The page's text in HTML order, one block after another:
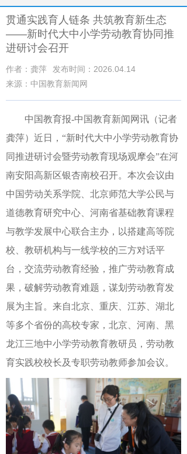
贯通实践育人链条 共筑教育新生态
——新时代大中小学劳动教育协同推
进研讨会召开
作者：龚萍
发布时间：2026.04.14
来源：中国教育新闻网
中国教育报-中国教育新闻网讯（记者
龚萍） 近日，“新时代大中小学劳动教育协
同推进研讨会暨劳动教育现场观摩会”在河
南安阳高新区银杏南校召开。本次会议由
中国劳动关系学院、北京师范大学公民与
道德教育研究中心、河南省基础教育课程
与教学发展中心联合主办，以搭建高等院
校、教研机构与一线学校的三方对话平
台，交流劳动教育经验，推广劳动教育成
果，破解劳动教育难题，谋划劳动教育发
展为主旨。来自北京、重庆、江苏、湖北
等多个省份的高校专家，北京、河南、黑
龙江三地中小学劳动教育教研员，劳动教
育实践校校长及专职劳动教师参加会议。